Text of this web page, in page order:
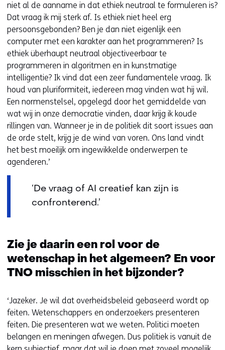
niet al de aanname in dat ethiek neutraal te formuleren is?
Dat vraag ik mij sterk af. Is ethiek niet heel erg
persoonsgebonden? Ben je dan niet eigenlijk een
computer met een karakter aan het programmeren? Is
ethiek überhaupt neutraal objectiveerbaar te
programmeren in algoritmen en in kunstmatige
intelligentie? Ik vind dat een zeer fundamentele vraag. Ik
houd van pluriformiteit, iedereen mag vinden wat hij wil.
Een normenstelsel, opgelegd door het gemiddelde van
wat wij in onze democratie vinden, daar krijg ik koude
rillingen van. Wanneer je in de politiek dit soort issues aan
de orde stelt, krijg je de wind van voren. Ons land vindt
het best moeilijk om ingewikkelde onderwerpen te
agenderen.’
‘De vraag of AI creatief kan zijn is
confronterend.’
Zie je daarin een rol voor de
wetenschap in het algemeen? En voor
TNO misschien in het bijzonder?
‘Jazeker. Je wil dat overheidsbeleid gebaseerd wordt op
feiten. Wetenschappers en onderzoekers presenteren
feiten. Die presenteren wat we weten. Politici moeten
belangen en meningen afwegen. Dus politiek is vanuit de